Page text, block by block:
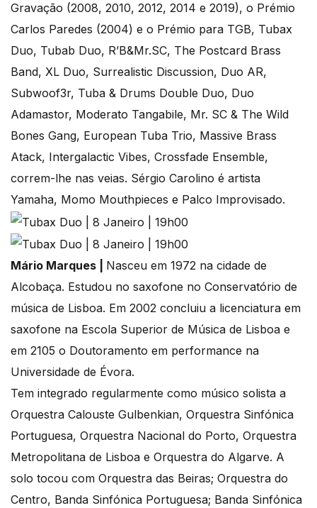
Gravação (2008, 2010, 2012, 2014 e 2019), o Prémio
Carlos Paredes (2004) e o Prémio para TGB, Tubax
Duo, Tubab Duo, R’B&Mr.SC, The Postcard Brass
Band, XL Duo, Surrealistic Discussion, Duo AR,
Subwoof3r, Tuba & Drums Double Duo, Duo
Adamastor, Moderato Tangabile, Mr. SC & The Wild
Bones Gang, European Tuba Trio, Massive Brass
Atack, Intergalactic Vibes, Crossfade Ensemble,
correm-lhe nas veias. Sérgio Carolino é artista
Yamaha, Momo Mouthpieces e Palco Improvisado.
Mário Marques | Nasceu em 1972 na cidade de
Alcobaça. Estudou no saxofone no Conservatório de
música de Lisboa. Em 2002 concluiu a licenciatura em
saxofone na Escola Superior de Música de Lisboa e
em 2105 o Doutoramento em performance na
Universidade de Évora.
Tem integrado regularmente como músico solista a
Orquestra Calouste Gulbenkian, Orquestra Sinfónica
Portuguesa, Orquestra Nacional do Porto, Orquestra
Metropolitana de Lisboa e Orquestra do Algarve. A
solo tocou com Orquestra das Beiras; Orquestra do
Centro, Banda Sinfónica Portuguesa; Banda Sinfónica